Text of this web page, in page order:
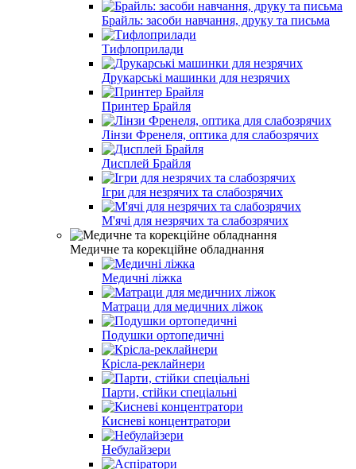
Брайль: засоби навчання, друку та письма
Тифлоприлади
Друкарські машинки для незрячих
Принтер Брайля
Лінзи Френеля, оптика для слабозрячих
Дисплей Брайля
Ігри для незрячих та слабозрячих
М'ячі для незрячих та слабозрячих
Медичне та корекційне обладнання
Медичні ліжка
Матраци для медичних ліжок
Подушки ортопедичні
Крісла-реклайнери
Парти, стійки спеціальні
Кисневі концентратори
Небулайзери